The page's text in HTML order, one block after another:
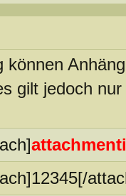
können
gilt jedoch